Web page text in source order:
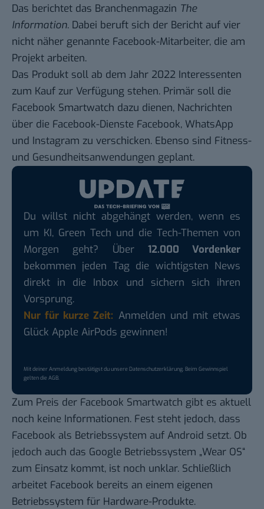
Das berichtet das Branchenmagazin The
Information. Dabei beruft sich der Bericht auf vier
nicht näher genannte Facebook-Mitarbeiter, die am
Projekt arbeiten.
Das Produkt soll ab dem Jahr 2022 Interessenten
zum Kauf zur Verfügung stehen. Primär soll die
Facebook Smartwatch dazu dienen, Nachrichten
über die Facebook-Dienste Facebook, WhatsApp
und Instagram zu verschicken. Ebenso sind Fitness-
und Gesundheitsanwendungen geplant.
Du willst nicht abgehängt werden, wenn es
um KI, Green Tech und die Tech-Themen von
Morgen geht? Über 12.000 Vordenker
bekommen jeden Tag die wichtigsten News
direkt in die Inbox und sichern sich ihren
Vorsprung.
Nur für kurze Zeit: Anmelden und mit etwas
Glück Apple AirPods gewinnen!
Mit deiner Anmeldung bestätigst du unsereDatenschutzerklärung. Beim Gewinnspiel
gelten dieAGB.
Zum Preis der Facebook Smartwatch gibt es aktuell
noch keine Informationen. Fest steht jedoch, dass
Facebook als Betriebssystem auf Android setzt. Ob
jedoch auch das Google Betriebssystem „Wear OS“
zum Einsatz kommt, ist noch unklar. Schließlich
arbeitet Facebook bereits an einem eigenen
Betriebssystem für Hardware-Produkte.